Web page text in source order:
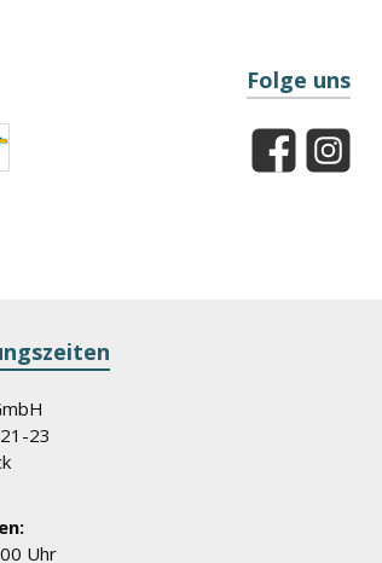
Folge uns
FacebookInstagram
23
Uhr